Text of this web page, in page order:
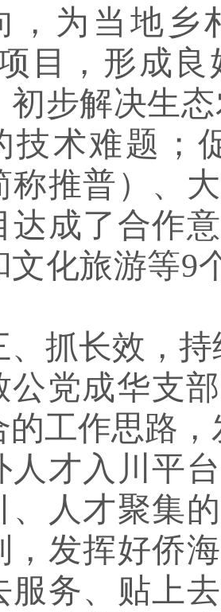
，为当地乡
目，形成
初步解决生
技术难题；
称推普）、
达成了合作
文化旅游等9
抓长效，
公党成华支
的工作思路
人才入川平
、人才聚集
，发挥好侨
服务、贴上